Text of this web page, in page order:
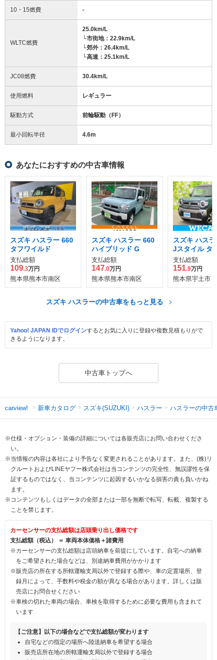
10・15燃費 -
WLTC燃費
25.0km/L
└市街地：22.9km/L
└郊外：26.4km/L
└高速：25.1km/L
JC08燃費 30.4km/L
使用燃料 レギュラー
駆動方式 前輪駆動（FF）
最小回転半径 4.6m
あなたにおすすめの中古車情報
スズキ ハスラー 660
タフワイルド
支払総額
109.3万円
熊本県熊本市南区
スズキ ハスラー 660
ハイブリッド G
支払総額
147.0万円
熊本県熊本市南区
スズキ ハス
Jスタイル タ
支払総額
151.9万円
熊本県宇土市
スズキ ハスラーの中古車をもっと見る
Yahoo! JAPAN IDでログインするとお気に入りに登録や複数見積もりがで
きるようになります。
中古車トップへ
carview! 新車カタログ スズキ(SUZUKI) ハスラー ハスラーの中古
※仕様・オプション・装備の詳細については各販売店にお問い合わせくださ
い。
※当情報の内容は各社により予告なく変更されることがあります。また、(株)リ
クルートおよびLINEヤフー株式会社は当コンテンツの完全性、無誤謬性を保
証するものではなく、当コンテンツに起因するいかなる損害の責も負いかね
ます。
※コンテンツもしくはデータの全部または一部を無断で転写、転載、複製する
ことを禁じます。
カーセンサーの支払総額は店頭乗り出し価格です
支払総額（税込） ＝ 車両本体価格＋諸費用
※カーセンサーの支払総額は店頭納車を前提にしています。自宅への納車
をご希望された場合などは、別途納車費用がかかります
※販売店の所在する所轄運輸支局以外で登録する際や、車の定置場所、登
録月によって、手数料や税金の額が異なる場合があります。詳しくは販
売店にお問合せください
※車検の切れた車両の場合、車検を取得するために必要な費用も含まれて
います
【ご注意】以下の場合などで支払総額が変わります
自宅などの指定の場所へ陸送納車を希望する場合
販売店所在地の所轄運輸支局以外で登録する場合